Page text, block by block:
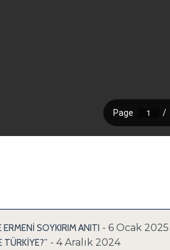
SOYKIRIM ANITI - 6 Ocak 2025
TÜRKİYE?” - 4 Aralık 2024